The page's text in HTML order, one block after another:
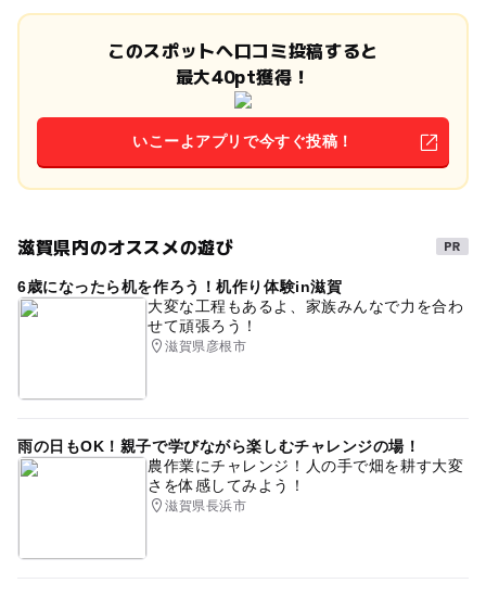
このスポットへ口コミ投稿すると
最大40pt獲得！
いこーよアプリで今すぐ投稿！
滋賀県内のオススメの遊び
6歳になったら机を作ろう！机作り体験in滋賀
大変な工程もあるよ、家族みんなで力を合わ
せて頑張ろう！
滋賀県彦根市
雨の日もOK！親子で学びながら楽しむチャレンジの場！
農作業にチャレンジ！人の手で畑を耕す大変
さを体感してみよう！
滋賀県長浜市